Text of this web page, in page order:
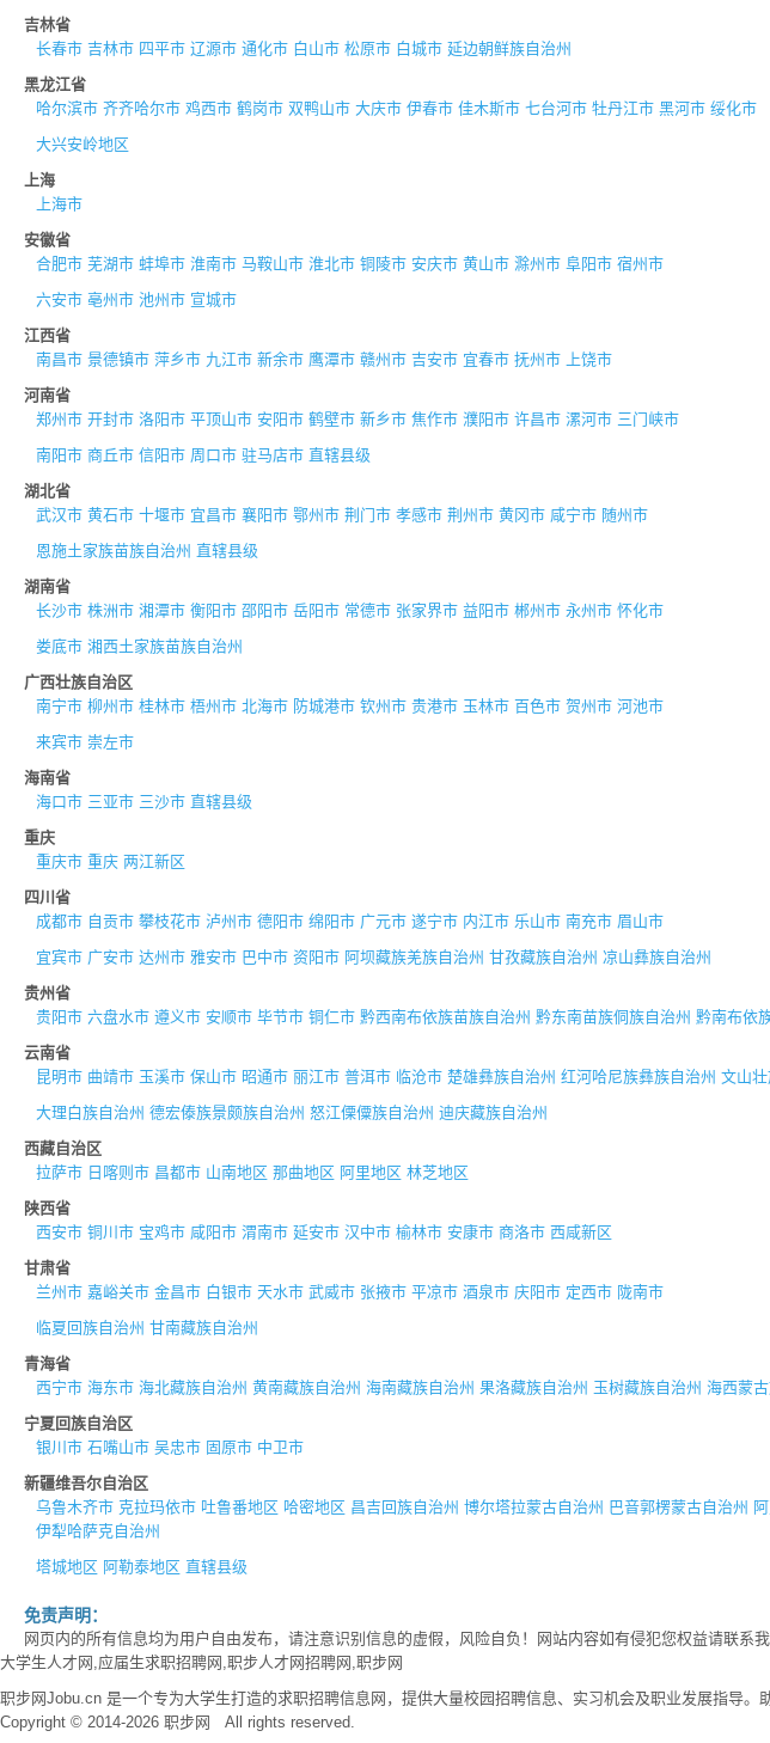
吉林省
长春市 吉林市 四平市 辽源市 通化市 白山市 松原市 白城市 延边朝鲜族自治州
黑龙江省
哈尔滨市 齐齐哈尔市 鸡西市 鹤岗市 双鸭山市 大庆市 伊春市 佳木斯市 七台河市 牡丹江市 黑河市 绥化市
大兴安岭地区
上海
上海市
安徽省
合肥市 芜湖市 蚌埠市 淮南市 马鞍山市 淮北市 铜陵市 安庆市 黄山市 滁州市 阜阳市 宿州市
六安市 亳州市 池州市 宣城市
江西省
南昌市 景德镇市 萍乡市 九江市 新余市 鹰潭市 赣州市 吉安市 宜春市 抚州市
上饶市
河南省
郑州市 开封市 洛阳市 平顶山市 安阳市 鹤壁市 新乡市 焦作市 濮阳市 许昌市 漯河市 三门峡市
南阳市 商丘市 信阳市 周口市 驻马店市 直辖县级
湖北省
武汉市 黄石市 十堰市 宜昌市 襄阳市 鄂州市 荆门市 孝感市 荆州市 黄冈市 咸宁市 随州市
恩施土家族苗族自治州 直辖县级
湖南省
长沙市 株洲市 湘潭市 衡阳市 邵阳市 岳阳市 常德市 张家界市 益阳市 郴州市 永州市 怀化市
娄底市 湘西土家族苗族自治州
广西壮族自治区
南宁市 柳州市 桂林市 梧州市 北海市 防城港市 钦州市 贵港市 玉林市 百色市 贺州市 河池市
来宾市 崇左市
海南省
海口市 三亚市 三沙市 直辖县级
重庆
重庆市 重庆 两江新区
四川省
成都市 自贡市 攀枝花市 泸州市 德阳市 绵阳市 广元市 遂宁市 内江市 乐山市 南充市 眉山市
宜宾市 广安市 达州市 雅安市 巴中市 资阳市 阿坝藏族羌族自治州 甘孜藏族自治州 凉山彝族自治州
贵州省
贵阳市 六盘水市 遵义市 安顺市 毕节市 铜仁市 黔西南布依族苗族自治州 黔东南苗族侗族自治州 黔南布依
云南省
昆明市 曲靖市 玉溪市 保山市 昭通市 丽江市 普洱市 临沧市 楚雄彝族自治州 红河哈尼族彝族自治州 文山壮
大理白族自治州 德宏傣族景颇族自治州 怒江傈僳族自治州 迪庆藏族自治州
西藏自治区
拉萨市 日喀则市 昌都市 山南地区 那曲地区 阿里地区 林芝地区
陕西省
西安市 铜川市 宝鸡市 咸阳市 渭南市 延安市 汉中市 榆林市 安康市 商洛市 西咸新区
甘肃省
兰州市 嘉峪关市 金昌市 白银市 天水市 武威市 张掖市 平凉市 酒泉市 庆阳市 定西市 陇南市
临夏回族自治州 甘南藏族自治州
青海省
西宁市 海东市 海北藏族自治州 黄南藏族自治州 海南藏族自治州 果洛藏族自治州 玉树藏族自治州 海西蒙
宁夏回族自治区
银川市 石嘴山市 吴忠市 固原市 中卫市
新疆维吾尔自治区
乌鲁木齐市 克拉玛依市 吐鲁番地区 哈密地区 昌吉回族自治州 博尔塔拉蒙古自治州 巴音郭楞蒙古自治州
伊犁哈萨克自治州
塔城地区 阿勒泰地区 直辖县级
免责声明：
网页内的所有信息均为用户自由发布，请注意识别信息的虚假，风险自负！网站内容如有侵犯您权益请联系
大学生人才网,应届生求职招聘网,职步人才网招聘网,职步网
职步网Jobu.cn 是一个专为大学生打造的求职招聘信息网，提供大量校园招聘信息、实习机会及职业发展指导
Copyright © 2014-2026 职步网 All rights reserved.